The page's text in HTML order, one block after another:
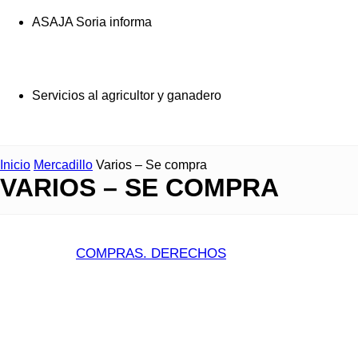
ASAJA Soria informa
Servicios al agricultor y ganadero
Inicio Mercadillo Varios – Se compra
VARIOS – SE COMPRA
COMPRAS. DERECHOS